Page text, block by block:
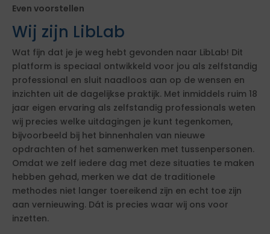
Even voorstellen
Wij zijn LibLab
Wat fijn dat je je weg hebt gevonden naar LibLab! Dit
platform is speciaal ontwikkeld voor jou als zelfstandig
professional en sluit naadloos aan op de wensen en
inzichten uit de dagelijkse praktijk. Met inmiddels ruim 18
jaar eigen ervaring als zelfstandig professionals weten
wij precies welke uitdagingen je kunt tegenkomen,
bijvoorbeeld bij het binnenhalen van nieuwe
opdrachten of het samenwerken met tussenpersonen.
Omdat we zelf iedere dag met deze situaties te maken
hebben gehad, merken we dat de traditionele
methodes niet langer toereikend zijn en echt toe zijn
aan vernieuwing. Dát is precies waar wij ons voor
inzetten.